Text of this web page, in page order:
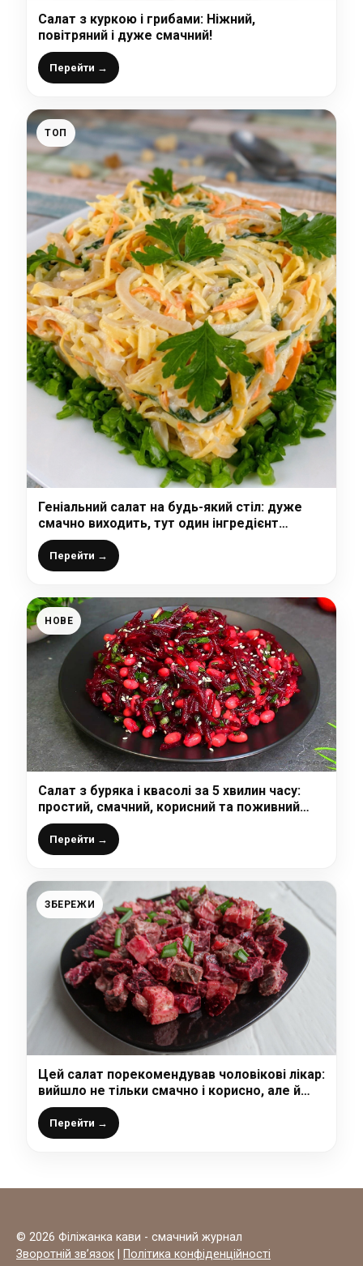
Салат з куркою і грибами: Ніжний,
повітряний і дуже смачний!
Перейти →
ТОП
Геніальний салат на будь-який стіл: дуже
смачно виходить, тут один інгредієнт
вирішив все
Перейти →
НОВЕ
Салат з буряка і квасолі за 5 хвилин часу:
простий, смачний, корисний та поживний
салат на кожен день
Перейти →
ЗБЕРЕЖИ
Цей салат порекомендував чоловікові лікар:
вийшло не тільки смачно і корисно, але й
ситно
Перейти →
© 2026 Філіжанка кави - смачний журнал
Зворотній зв’язок
Політика конфіденційності